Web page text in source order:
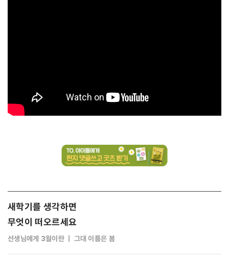
새학기를 생각하면
무엇이 떠오르세요
선생님에게 3월이란 ㅣ 그대 이름은 봄